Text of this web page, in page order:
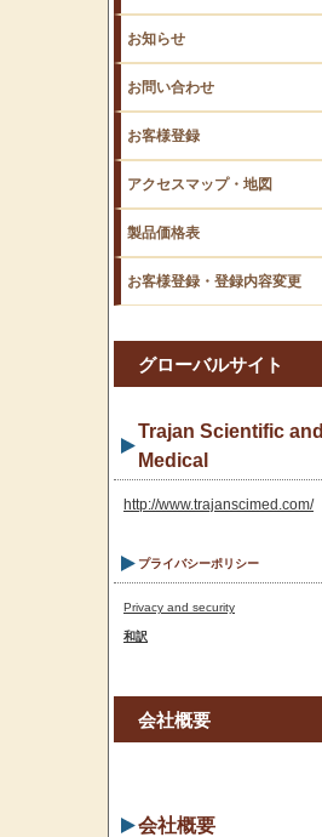
お知らせ
お問い合わせ
お客様登録
アクセスマップ・地図
製品価格表
お客様登録・登録内容変更
グローバルサイト
Trajan Scientific and
Medical
http://www.trajanscimed.com/
プライバシーポリシー
Privacy and security
和訳
会社概要
会社概要